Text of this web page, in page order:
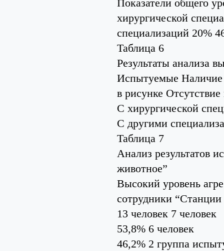
Показатели общего
хирургической
специализаций 20%
Таблица 6
Результаты анализа
Испытуемые Наличие
в рисунке
С хирургической
С другими
Таблица 7
Анализ результатов
животное”
Высокий уровень
сотрудники
13 человек 7 человек
53,8% 6 человек
46,2% 2 группа